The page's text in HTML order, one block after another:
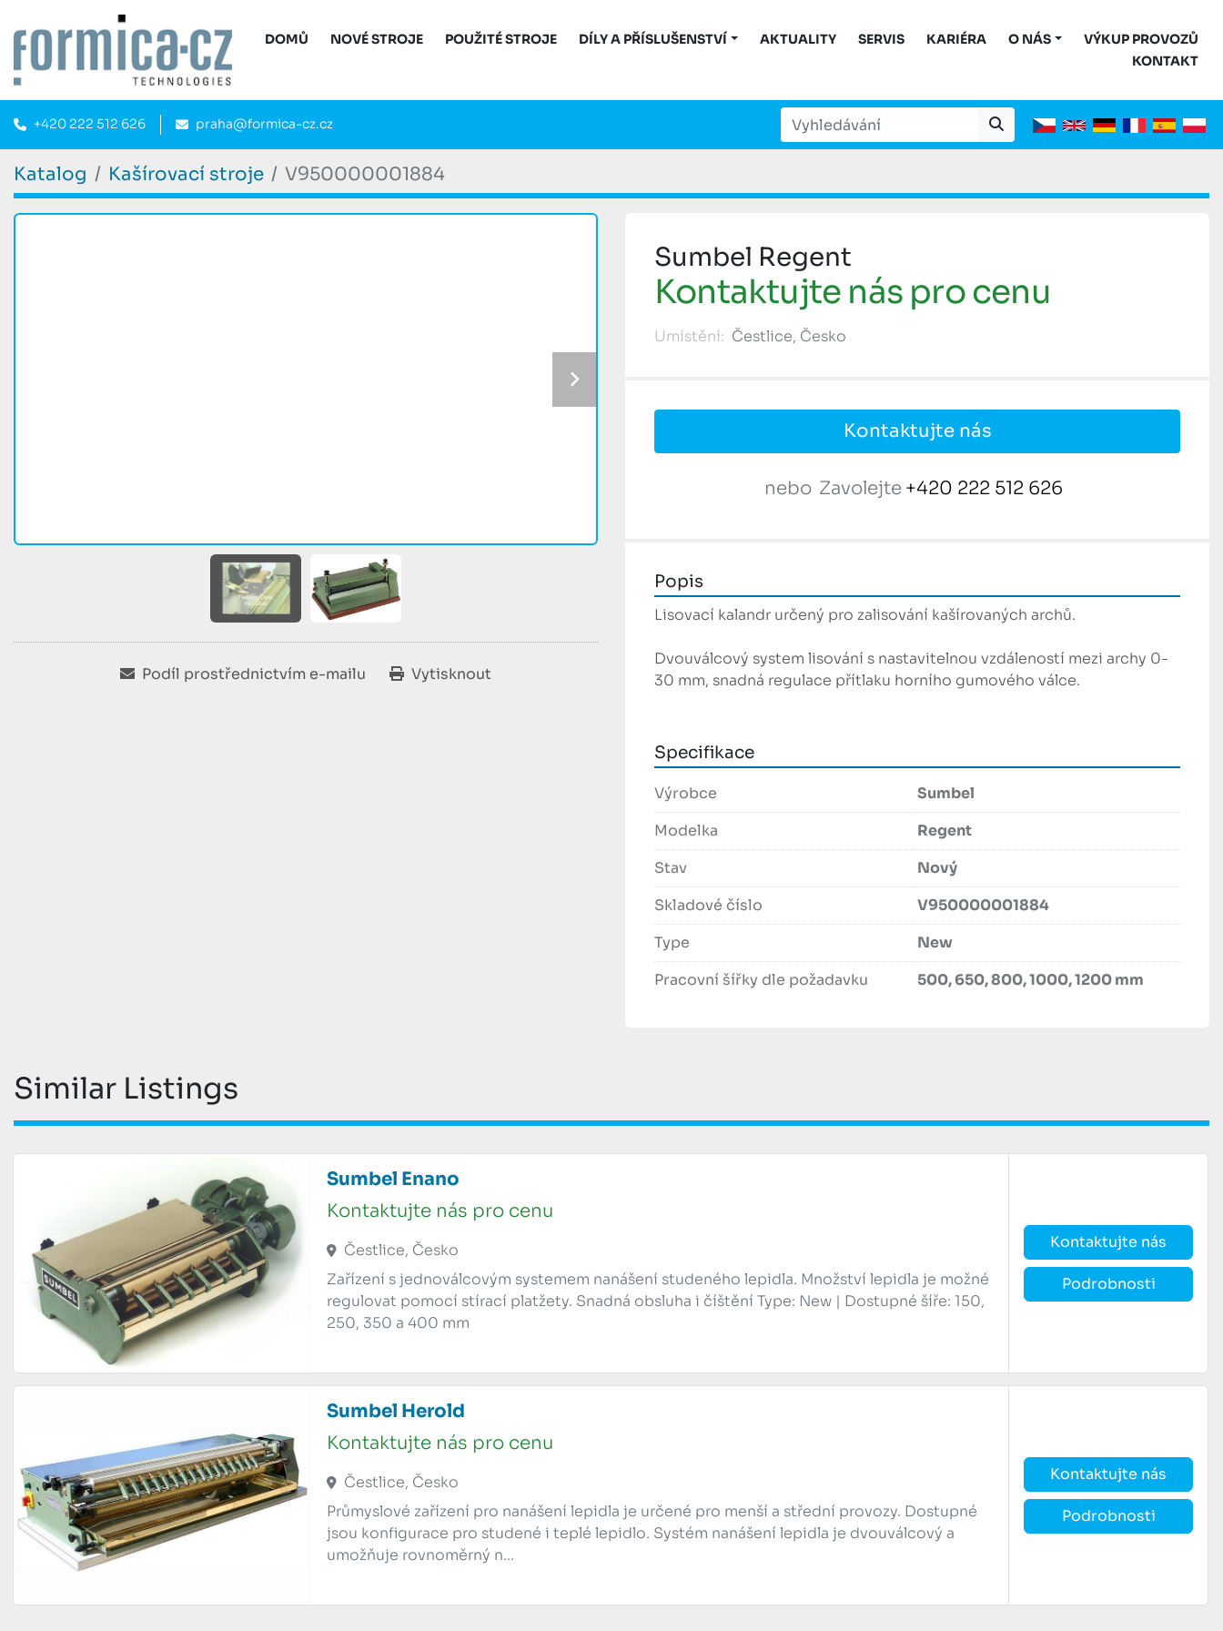
DOMŮ NOVÉ STROJE POUŽITÉ STROJE DÍLY A PŘÍSLUŠENSTVÍ AKTUALITY SERVIS KARIÉRA O NÁS
VÝKUP PROVOZŮ
KONTAKT
+420 222 512 626 praha@formica-cz.cz
Katalog Kašírovací stroje V950000001884
Podíl prostřednictvím e-mailu Vytisknout
Sumbel Regent
Kontaktujte nás pro cenu
Umístění: Čestlice, Česko
Kontaktujte nás
nebo Zavolejte +420 222 512 626
Popis
Lisovací kalandr určený pro zalisování kašírovaných archů.
Dvouválcový system lisování s nastavitelnou vzdáleností mezi archy 0-
30 mm, snadná regulace přítlaku horního gumového válce.
Specifikace
Výrobce
Sumbel
Modelka
Regent
Stav
Nový
Skladové číslo
V950000001884
Type
New
Pracovní šířky dle požadavku
500, 650, 800, 1000, 1200 mm
Similar Listings
Sumbel Enano
Kontaktujte nás pro cenu
Čestlice, Česko
Zařízení s jednoválcovým systemem nanášení studeného lepidla. Množství lepidla je možné
regulovat pomocí stírací platžety. Snadná obsluha i číštění Type: New | Dostupné šíře: 150,
250, 350 a 400 mm
Kontaktujte nás
Podrobnosti
Sumbel Herold
Kontaktujte nás pro cenu
Čestlice, Česko
Průmyslové zařízení pro nanášení lepidla je určené pro menší a střední provozy. Dostupné
jsou konfigurace pro studené i teplé lepidlo. Systém nanášení lepidla je dvouválcový a
umožňuje rovnoměrný n...
Kontaktujte nás
Podrobnosti